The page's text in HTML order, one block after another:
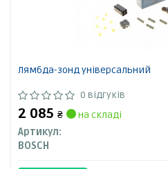
Лямбда-зонд універсальний
0 відгуків
2 085 ₴
на складі
Артикул:
BOSCH